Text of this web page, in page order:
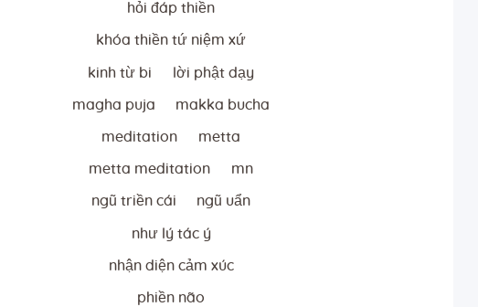
hỏi đáp thiền
khóa thiền tứ niệm xứ
kinh từ bi lời phật dạy
magha puja makka bucha
meditation metta
metta meditation mn
ngũ triền cái ngũ uẩn
như lý tác ý
nhận diện cảm xúc
phiền não